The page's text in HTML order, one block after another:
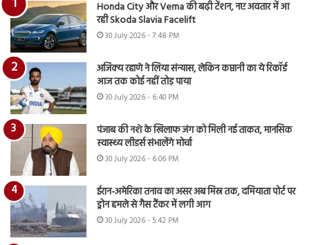
Honda City और Verna की बढ़ी टेंशन, नए अवतार में आ
रही Skoda Slavia Facelift
30 July 2026 - 7:48 PM
अजिंक्य रहाणे ने लिया संन्यास, लेकिन कप्तानी का ये रिकॉर्ड
आज तक कोई नहीं तोड़ पाया
30 July 2026 - 6:40 PM
पंजाब की नशे के खिलाफ जंग को मिली नई ताकत, मानसिक
स्वास्थ्य लीडर्स संभालेंगे मोर्चा
30 July 2026 - 6:06 PM
ईरान-अमेरिका तनाव का असर अब मिस्र तक, दमियाता पोर्ट पर
ड्रोन हमले से गैस टैंकर में लगी आग
30 July 2026 - 5:42 PM